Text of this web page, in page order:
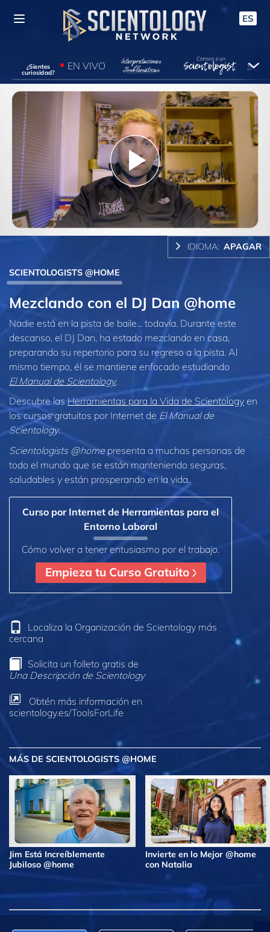
ES
¿Sientes
curiosidad?
EN VIVO
Play
Video
IDIOMA: APAGAR
SCIENTOLOGISTS @HOME
Mezclando con el DJ Dan @home
Nadie está en la pista de baile... todavía. Durante este
descanso, el DJ Dan, ha estado mezclando en casa,
preparando su repertorio para su regreso a la pista. Al
mismo tiempo, él se mantiene enfocado estudiando
El Manual de Scientology.
Descubre las Herramientas para la Vida de Scientology en
los cursos gratuitos por Internet de El Manual de
Scientology.
Scientologists @homepresenta a muchas personas de
todo el mundo que se están manteniendo seguras,
saludables y están prosperando en la vida.
Curso por Internet de Herramientas para el
Entorno Laboral
Cómo volver a tener entusiasmo por el trabajo.
Empieza tu Curso Gratuito
Localiza la Organización de Scientology más
cercana
Solicita un folleto gratis de
Una Descripción de Scientology
Obtén más información en
scientology.es/ToolsForLife
MÁS DE SCIENTOLOGISTS @HOME
Jim Está Increíblemente
Jubiloso @home
Invierte en lo Mejor @home
con Natalia